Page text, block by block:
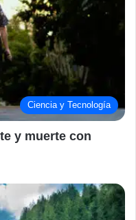
Ciencia y Tecnología
y muerte con